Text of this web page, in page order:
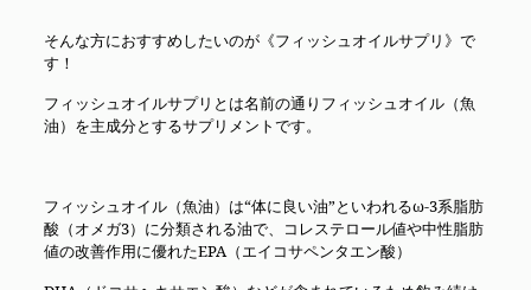
そんな方におすすめしたいのが《フィッシュオイルサプリ》で
す！
フィッシュオイルサプリとは名前の通りフィッシュオイル（魚
油）を主成分とするサプリメントです。
フィッシュオイル（魚油）は“体に良い油”といわれるω-3系脂肪
酸（オメガ3）に分類される油で、コレステロール値や中性脂肪
値の改善作用に優れたEPA（エイコサペンタエン酸）